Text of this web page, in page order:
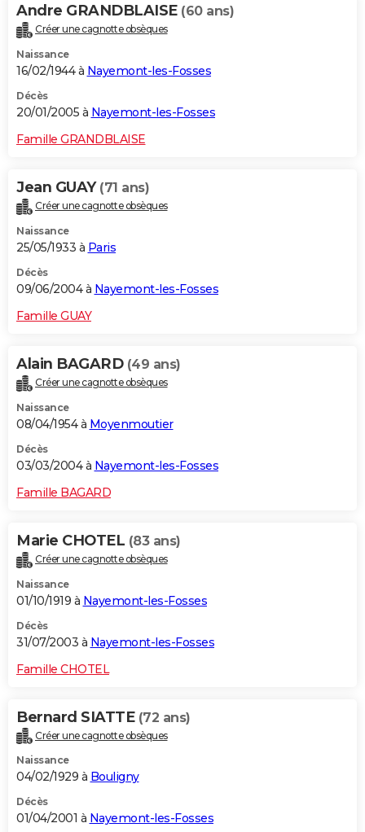
Andre GRANDBLAISE (60 ans)
Créer une cagnotte obsèques
Naissance
16/02/1944 à Nayemont-les-Fosses
Décès
20/01/2005 à Nayemont-les-Fosses
Famille GRANDBLAISE
Jean GUAY (71 ans)
Créer une cagnotte obsèques
Naissance
25/05/1933 à Paris
Décès
09/06/2004 à Nayemont-les-Fosses
Famille GUAY
Alain BAGARD (49 ans)
Créer une cagnotte obsèques
Naissance
08/04/1954 à Moyenmoutier
Décès
03/03/2004 à Nayemont-les-Fosses
Famille BAGARD
Marie CHOTEL (83 ans)
Créer une cagnotte obsèques
Naissance
01/10/1919 à Nayemont-les-Fosses
Décès
31/07/2003 à Nayemont-les-Fosses
Famille CHOTEL
Bernard SIATTE (72 ans)
Créer une cagnotte obsèques
Naissance
04/02/1929 à Bouligny
Décès
01/04/2001 à Nayemont-les-Fosses